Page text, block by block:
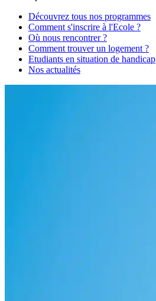
Découvrez tous nos programmes
Comment s'inscrire à l'Ecole ?
Où nous rencontrer ?
Comment trouver un logement ?
Etudiants en situation de handicap
Nos actualités